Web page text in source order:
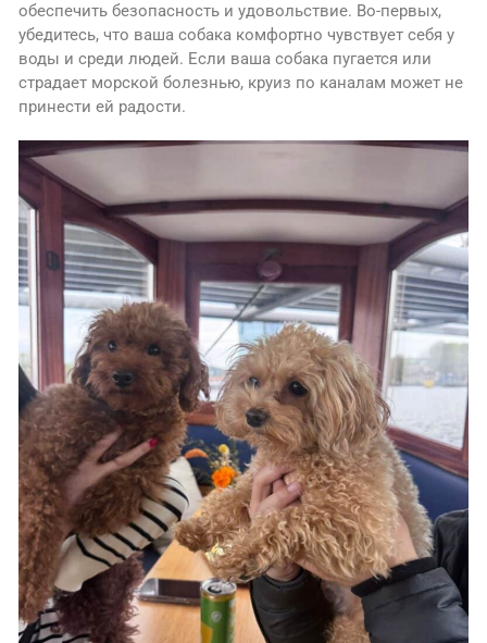
обеспечить безопасность и удовольствие. Во-первых,
убедитесь, что ваша собака комфортно чувствует себя у
воды и среди людей. Если ваша собака пугается или
страдает морской болезнью, круиз по каналам может не
принести ей радости.